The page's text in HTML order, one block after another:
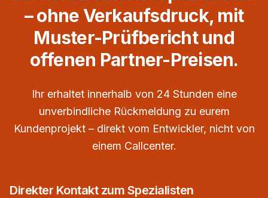
– ohne Verkaufsdruck, mit
Muster-Prüfbericht und
offenen Partner-Preisen.
Ihr erhaltet innerhalb von 24 Stunden eine
unverbindliche Rückmeldung zu eurem
Kundenprojekt – direkt vom Entwickler, nicht von
einem Callcenter.
Direkter Kontakt zum Spezialisten